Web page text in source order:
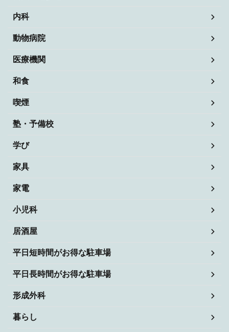
内科
動物病院
医療機関
和食
喫煙
塾・予備校
学び
家具
家電
小児科
居酒屋
平日短時間がお得な駐車場
平日長時間がお得な駐車場
形成外科
暮らし